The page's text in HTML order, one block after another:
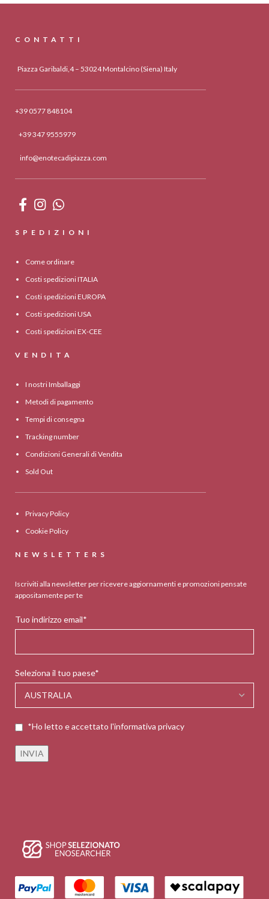
CONTATTI
Piazza Garibaldi,4 – 53024 Montalcino (Siena) Italy
+39 0577 848104
+39 347 9555979
info@enotecadipiazza.com
SPEDIZIONI
Come ordinare
Costi spedizioni ITALIA
Costi spedizioni EUROPA
Costi spedizioni USA
Costi spedizioni EX-CEE
VENDITA
I nostri Imballaggi
Metodi di pagamento
Tempi di consegna
Tracking number
Condizioni Generali di Vendita
Sold Out
Privacy Policy
Cookie Policy
NEWSLETTERS
Iscriviti alla newsletter per ricevere aggiornamenti e promozioni pensate
appositamente per te
Tuo indirizzo email*
Seleziona il tuo paese*
*Ho letto e accettato l'informativa privacy